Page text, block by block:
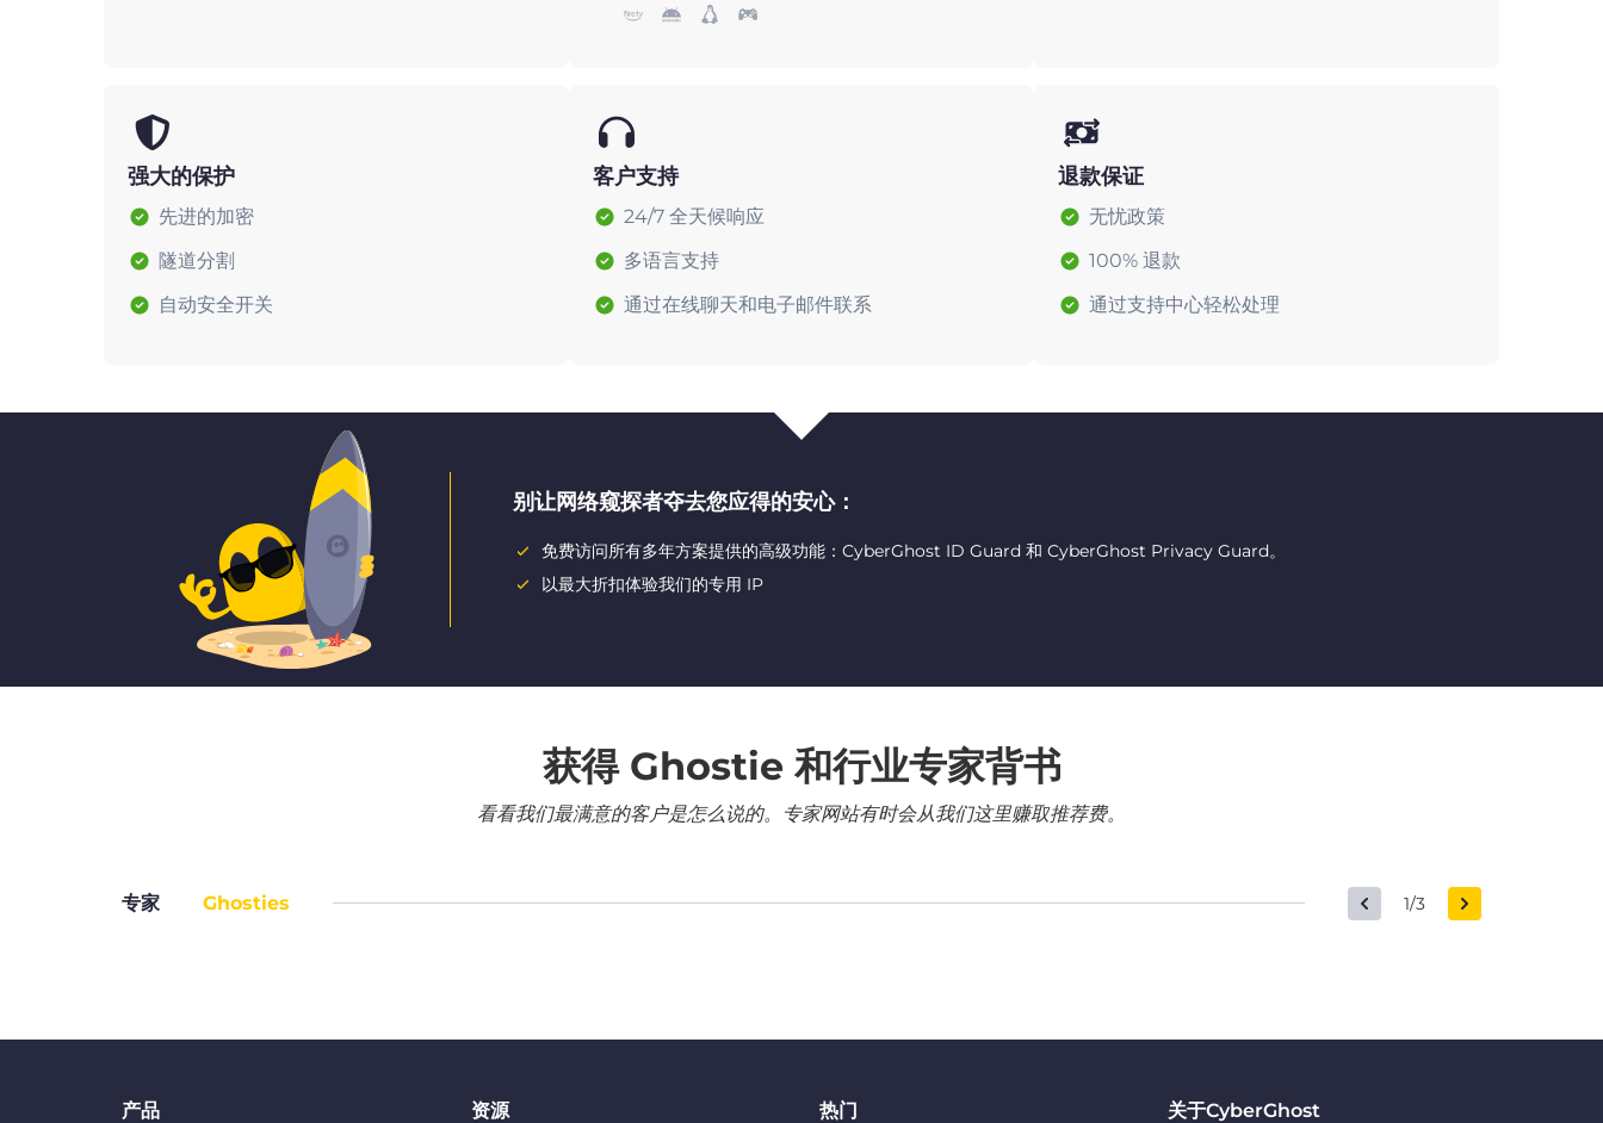
强大的保护
先进的加密
隧道分割
自动安全开关
客户支持
24/7 全天候响应
多语言支持
通过在线聊天和电子邮件联系
退款保证
无忧政策
100% 退款
通过支持中心轻松处理
别让网络窥探者夺去您应得的安心：
免费访问所有多年方案提供的高级功能：CyberGhost ID Guard 和 CyberGhost Privacy Guard。
以最大折扣体验我们的专用 IP
获得 Ghostie 和行业专家背书
看看我们最满意的客户是怎么说的。专家网站有时会从我们这里赚取推荐费。
专家 Ghosties 1/3
产品 资源 热门 关于CyberGhost